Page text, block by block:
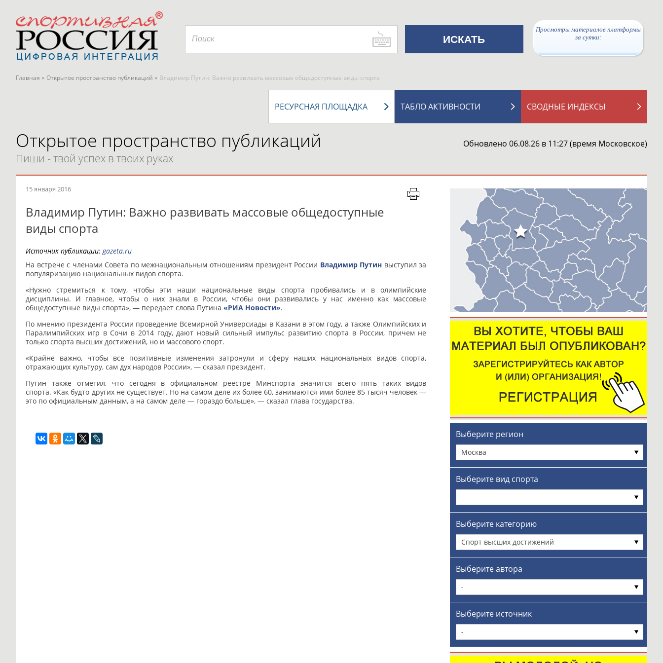
Просмотры материалов платформы
за сутки:
Главная » Открытое пространство публикаций » Владимир Путин: Важно развивать массовые общедоступные виды спорта
СВОДНЫЕ ИНДЕКСЫ
ТАБЛО АКТИВНОСТИ
РЕСУРСНАЯ ПЛОЩАДКА
Открытое пространство публикаций
Пиши - твой успех в твоих руках
Обновлено 06.08.26 в 11:27 (время Московское)
15 января 2016
Владимир Путин: Важно развивать массовые общедоступные
виды спорта
Источник публикации:gazeta.ru
На встрече с членами Совета по межнациональным отношениям президент России Владимир Путин выступил за
популяризацию национальных видов спорта.
«Нужно стремиться к тому, чтобы эти наши национальные виды спорта пробивались и в олимпийские
дисциплины. И главное, чтобы о них знали в России, чтобы они развивались у нас именно как массовые
общедоступные виды спорта», — передает слова Путина «РИА Новости».
По мнению президента России проведение Всемирной Универсиады в Казани в этом году, а также Олимпийских и
Паралимпийских игр в Сочи в 2014 году, дают новый сильный импульс развитию спорта в России, причем не
только спорта высших достижений, но и массового спорт.
«Крайне важно, чтобы все позитивные изменения затронули и сферу наших национальных видов спорта,
отражающих культуру, сам дух народов России», — сказал президент.
Путин также отметил, что сегодня в официальном реестре Минспорта значится всего пять таких видов
спорта.«Как будто других не существует. Но на самом деле их более 60, занимаются ими более 85 тысяч человек —
это по официальным данным, а на самом деле — гораздо больше», — сказал глава государства.
Выберите регион
Москва
Выберите вид спорта
-
Выберите категорию
Спорт высших достижений
Выберите автора
-
Выберите источник
-